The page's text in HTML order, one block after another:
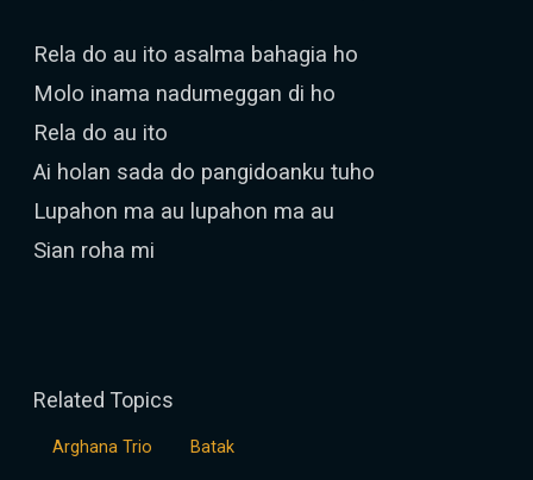
Rela do au ito asalma bahagia ho
Molo inama nadumeggan di ho
Rela do au ito
Ai holan sada do pangidoanku tuho
Lupahon ma au lupahon ma au
Sian roha mi
Related Topics
Arghana Trio Batak